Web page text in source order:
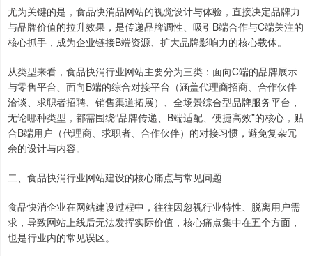
尤为关键的是，食品快消品网站的视觉设计与体验，直接决定品牌力
与品牌价值的拉升效果，是传递品牌调性、吸引B端合作与C端关注的
核心抓手，成为企业链接B端资源、扩大品牌影响力的核心载体。
从类型来看，食品快消行业网站主要分为三类：面向C端的品牌展示
与零售平台、面向B端的综合对接平台（涵盖代理商招商、合作伙伴
洽谈、求职者招聘、销售渠道拓展）、全场景综合型品牌服务平台，
无论哪种类型，都需围绕“品牌传递、B端适配、便捷高效”的核心，贴
合B端用户（代理商、求职者、合作伙伴）的对接习惯，避免复杂冗
余的设计与内容。
二、食品快消行业网站建设的核心痛点与常见问题
食品快消企业在网站建设过程中，往往因忽视行业特性、脱离用户需
求，导致网站上线后无法发挥实际价值，核心痛点集中在五个方面，
也是行业内的常见误区。